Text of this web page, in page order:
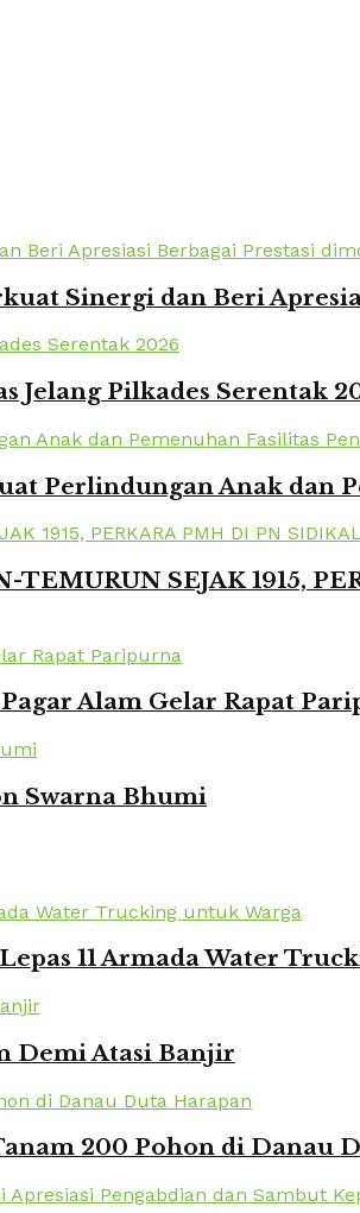
Sinergi dan Beri
Jelang Pilkades Serentak
Perlindungan Anak dan
SEJAK 1915,
Alam Gelar Rapat
Swarna Bhumi
11 Armada Water
Demi Atasi Banjir
200 Pohon di Danau